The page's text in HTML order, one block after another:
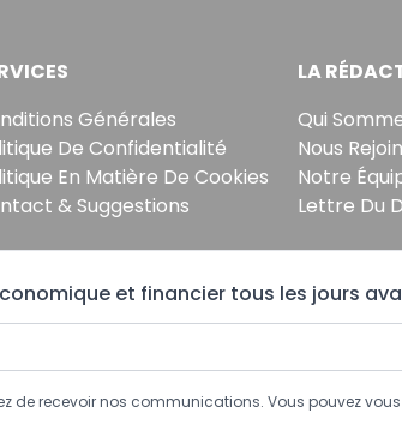
Générales
De Confidentialité
En Matière De Cookies
& Suggestions
LA
Qui
Nous
Notre
Lettre Du
et financier tous les jours
de recevoir nos communications. Vous pouvez